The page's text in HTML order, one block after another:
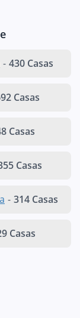
- 430 Casas
Casas
Casas
Casas
- 314 Casas
Casas